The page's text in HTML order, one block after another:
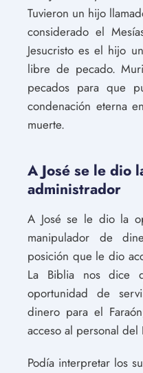
Tuvieron un hijo
considerado el
Jesucristo es el hijo
libre de pecado.
pecados para que
condenación eterna
muerte.
A José se le dio
administrador
A José se le dio la
manipulador de
posición que le dio
La Biblia nos dice
oportunidad de
dinero para el
acceso al personal del
Podía interpretar los